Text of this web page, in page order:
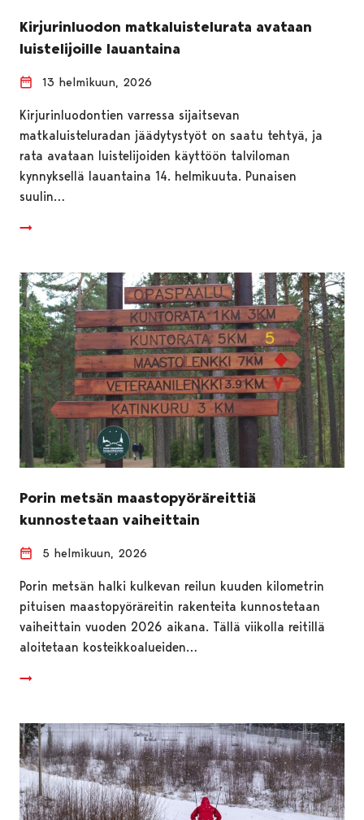
Kirjurinluodon matkaluistelurata avataan
luistelijoille lauantaina
13 helmikuun, 2026
Kirjurinluodontien varressa sijaitsevan
matkaluisteluradan jäädytystyöt on saatu tehtyä, ja
rata avataan luistelijoiden käyttöön talviloman
kynnyksellä lauantaina 14. helmikuuta. Punaisen
suulin…
Porin metsän maastopyöräreittiä
kunnostetaan vaiheittain
5 helmikuun, 2026
Porin metsän halki kulkevan reilun kuuden kilometrin
pituisen maastopyöräreitin rakenteita kunnostetaan
vaiheittain vuoden 2026 aikana. Tällä viikolla reitillä
aloitetaan kosteikkoalueiden…